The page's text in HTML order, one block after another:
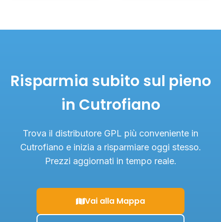
Risparmia subito sul pieno
in Cutrofiano
Trova il distributore GPL più conveniente in
Cutrofiano e inizia a risparmiare oggi stesso.
Prezzi aggiornati in tempo reale.
Vai alla Mappa